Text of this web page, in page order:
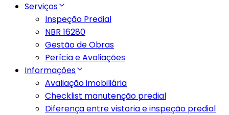
Serviços
Inspeção Predial
NBR 16280
Gestão de Obras
Perícia e Avaliações
Informações
Avaliação imobiliária
Checklist manutenção predial
Diferença entre vistoria e inspeção predial